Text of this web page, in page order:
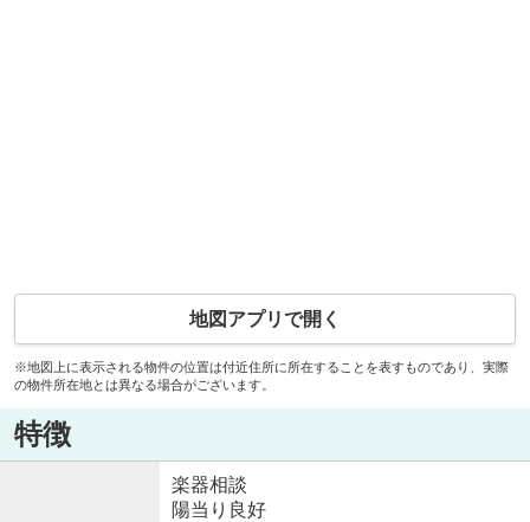
地図アプリで開く
※地図上に表示される物件の位置は付近住所に所在することを表すものであり、実際
の物件所在地とは異なる場合がございます。
特徴
楽器相談
陽当り良好